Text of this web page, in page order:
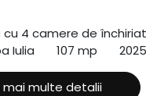
cu 4 camere de închiriat
Iulia
107 mp 2025
mai multe detalii